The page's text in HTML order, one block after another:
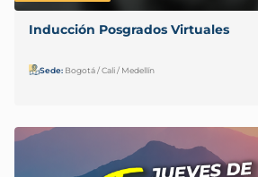
Inducción Posgrados Virtuales
Sede: Bogotá / Cali / Medellín